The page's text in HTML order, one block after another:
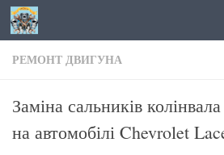
Skip to content
РЕМОНТ ДВИГУНА
Заміна сальників колінвала
на автомобілі Chevrolet